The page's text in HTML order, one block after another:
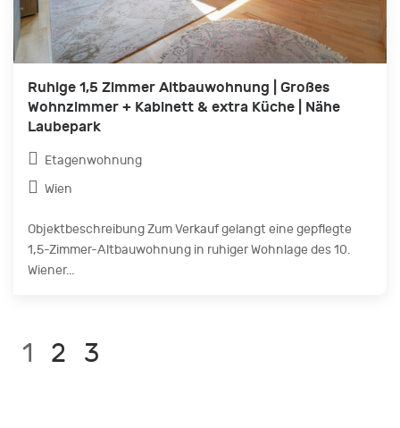
Ruhige 1,5 Zimmer Altbauwohnung | Großes
Wohnzimmer + Kabinett & extra Küche | Nähe
Laubepark
Etagenwohnung
Wien
Objektbeschreibung Zum Verkauf gelangt eine gepflegte
1,5-Zimmer-Altbauwohnung in ruhiger Wohnlage des 10.
Wiener...
LIST
Page:
1 2 3